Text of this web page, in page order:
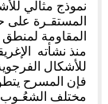
نموذج مثالي
المستقـرة على
المقاومة
منذ نشأته
للأشكال
فإن المسرح
مختلف